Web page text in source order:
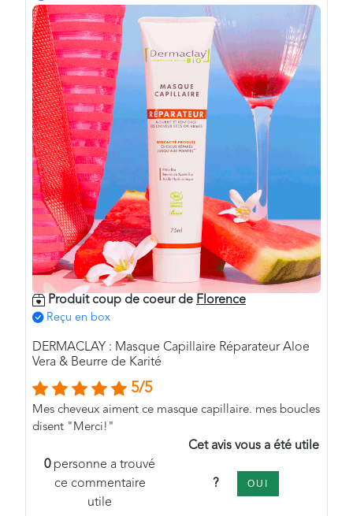
Produit coup de coeur de Florence
Reçu en box
DERMACLAY : Masque Capillaire Réparateur Aloe
Vera & Beurre de Karité
5/5
Mes cheveux aiment ce masque capillaire. mes boucles
disent "Merci!"
0personne a trouvé
ce commentaire
utile
Cet avis vous a été utile
? OUI